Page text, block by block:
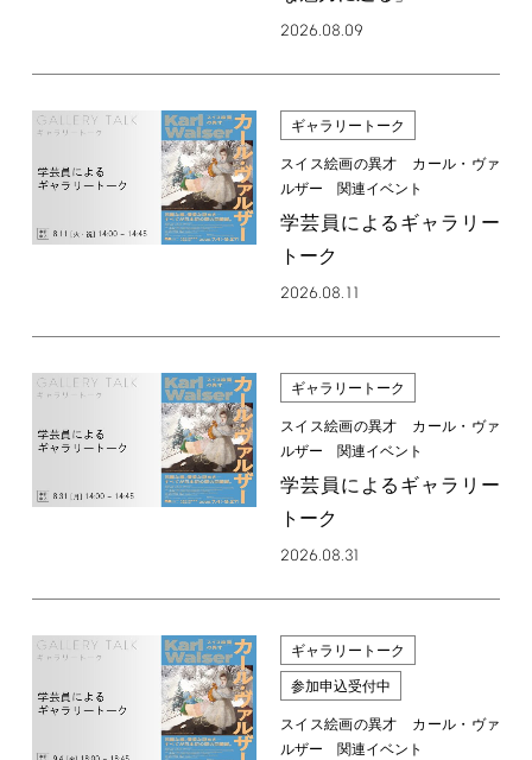
2026.08.09
ギャラリートーク
スイス絵画の異才 カール・ヴァ
ルザー 関連イベント
学芸員によるギャラリー
トーク
2026.08.11
ギャラリートーク
スイス絵画の異才 カール・ヴァ
ルザー 関連イベント
学芸員によるギャラリー
トーク
2026.08.31
ギャラリートーク
参加申込受付中
スイス絵画の異才 カール・ヴァ
ルザー 関連イベント